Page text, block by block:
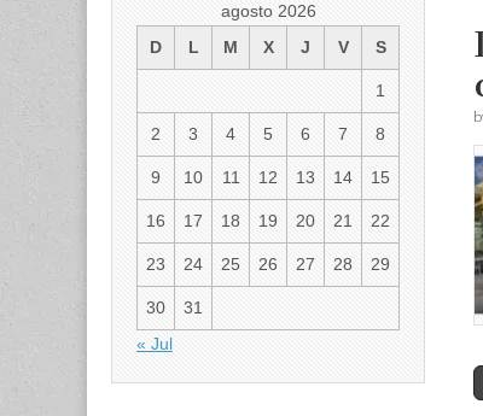
agosto 2026
D
L M X J V S
1
2 3 4 5 6 7 8
9 10 11 12 13 14 15
16 17 18 19 20 21 22
23 24 25 26 27 28 29
30
31
« Jul